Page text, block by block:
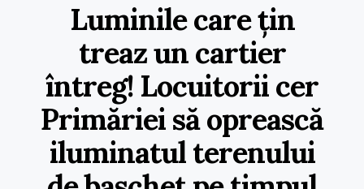
Luminile care țin
treaz un cartier
întreg! Locuitorii cer
Primăriei să oprească
iluminatul terenului